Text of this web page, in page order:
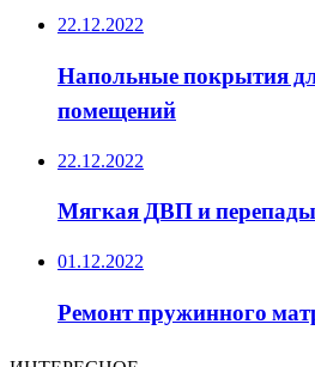
22.12.2022
Напольные покрытия
помещений
22.12.2022
Мягкая ДВП и
01.12.2022
Ремонт пружинного